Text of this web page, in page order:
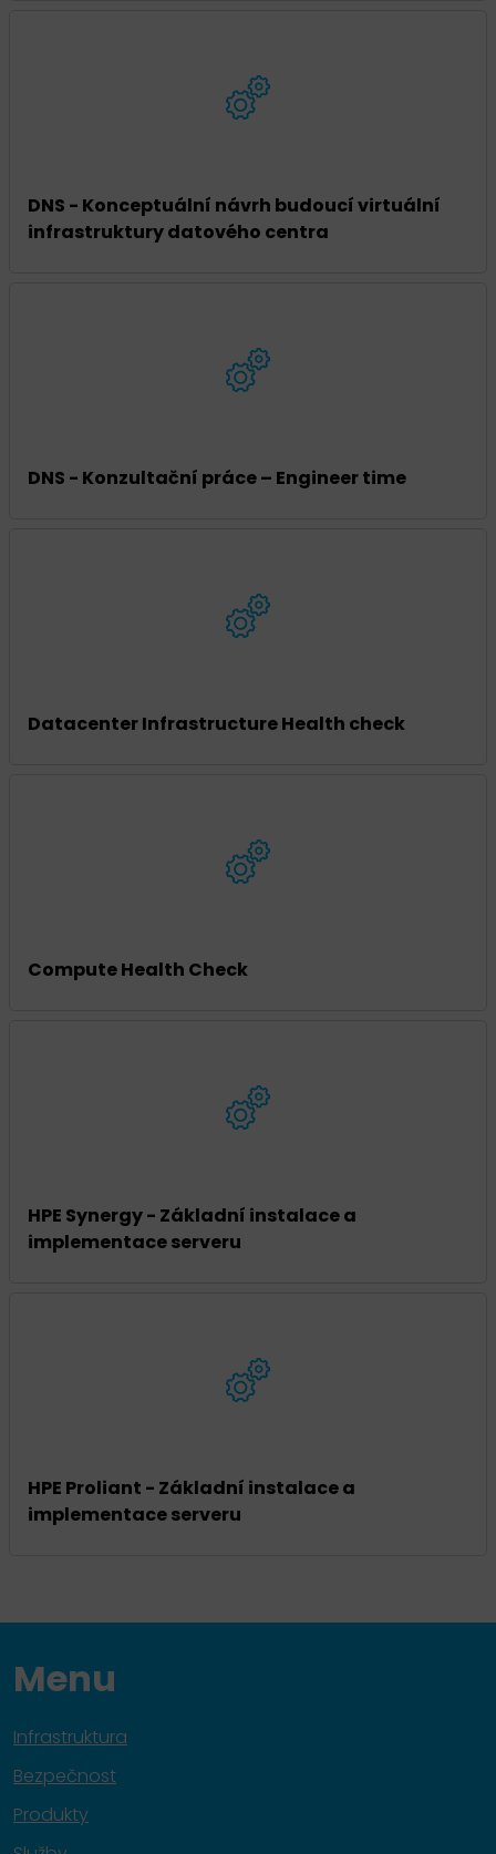
DNS - Konceptuální návrh budoucí virtuální
infrastruktury datového centra
DNS - Konzultační práce – Engineer time
Datacenter Infrastructure Health check
Compute Health Check
HPE Synergy - Základní instalace a
implementace serveru
HPE Proliant - Základní instalace a
implementace serveru
Menu
Infrastruktura
Bezpečnost
Produkty